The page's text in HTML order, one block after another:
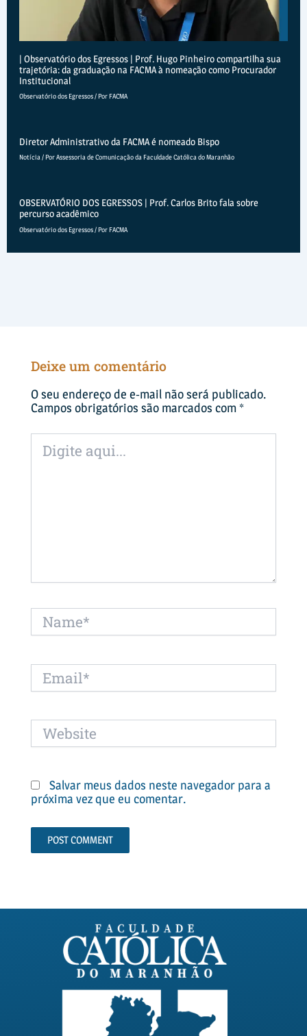
| Observatório dos Egressos | Prof. Hugo Pinheiro compartilha sua
trajetória: da graduação na FACMA à nomeação como Procurador
Institucional
Observatório dos Egressos/ Por FACMA
Diretor Administrativo da FACMA é nomeado Bispo
Notícia / PorAssessoria de Comunicação da Faculdade Católica do Maranhão
OBSERVATÓRIO DOS EGRESSOS | Prof. Carlos Brito fala sobre
percurso acadêmico
Observatório dos Egressos/ Por FACMA
Deixe um comentário
O seu endereço de e-mail não será publicado.
Campos obrigatórios são marcados com*
aqui...
Name*
Email*
Website
Salvar meus dados neste navegador para a
próxima vez que eu comentar.